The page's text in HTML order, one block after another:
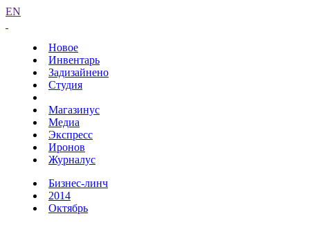
EN
Новое
Инвентарь
Задизайнено
Студия
Магазинус
Медиа
Экспресс
Иронов
Журналус
Бизнес-линч
2014
Октябрь